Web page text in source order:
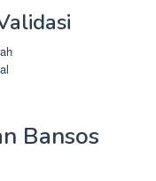
Bansos